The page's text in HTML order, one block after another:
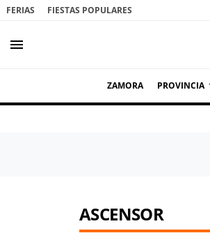
FERIAS FIESTAS POPULARES
menu
ZAMORA PROVINCIA
ASCENSOR